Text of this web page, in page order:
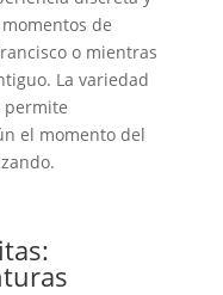
de
o mientras
La variedad
permite
el momento del